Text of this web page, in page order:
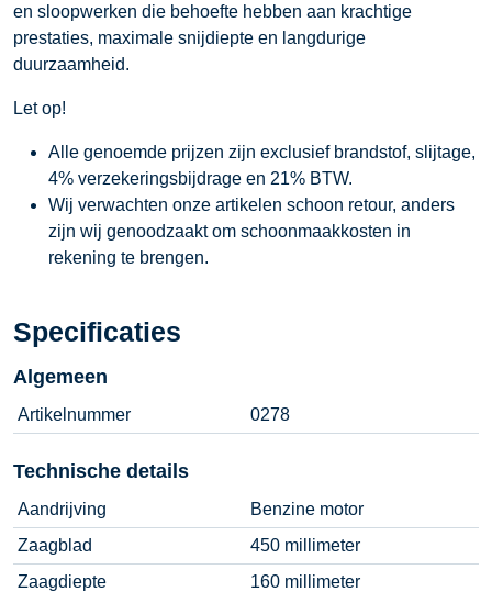
en sloopwerken die behoefte hebben aan krachtige
prestaties, maximale snijdiepte en langdurige
duurzaamheid.
Let op!
Alle genoemde prijzen zijn exclusief brandstof, slijtage,
4% verzekeringsbijdrage en 21% BTW.
Wij verwachten onze artikelen schoon retour, anders
zijn wij genoodzaakt om schoonmaakkosten in
rekening te brengen.
Specificaties
Algemeen
Artikelnummer 0278
Technische details
Aandrijving
Benzine motor
Zaagblad
450 millimeter
Zaagdiepte
160 millimeter